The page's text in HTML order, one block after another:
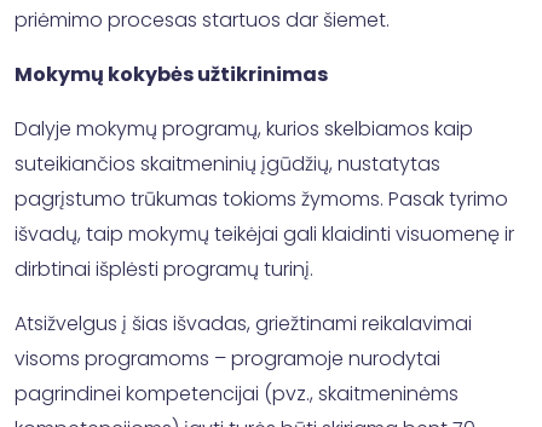
priėmimo procesas startuos dar šiemet.
Mokymų kokybės užtikrinimas
Dalyje mokymų programų, kurios skelbiamos kaip
suteikiančios skaitmeninių įgūdžių, nustatytas
pagrįstumo trūkumas tokioms žymoms. Pasak tyrimo
išvadų, taip mokymų teikėjai gali klaidinti visuomenę ir
dirbtinai išplėsti programų turinį.
Atsižvelgus į šias išvadas, griežtinami reikalavimai
visoms programoms – programoje nurodytai
pagrindinei kompetencijai (pvz., skaitmeninėms